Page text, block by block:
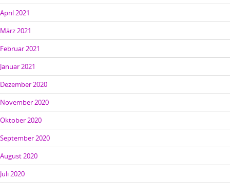
April 2021
März 2021
Februar 2021
Januar 2021
Dezember 2020
November 2020
Oktober 2020
September 2020
August 2020
Juli 2020